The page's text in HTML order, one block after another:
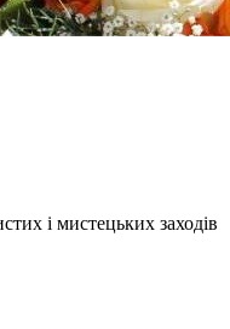
і мистецьких заходів